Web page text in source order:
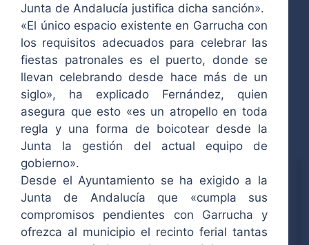
Junta de Andalucía justifica dicha sanción».
«El único espacio existente en Garrucha con
los requisitos adecuados para celebrar las
fiestas patronales es el puerto, donde se
llevan celebrando desde hace más de un
siglo», ha explicado Fernández, quien
asegura que esto «es un atropello en toda
regla y una forma de boicotear desde la
Junta la gestión del actual equipo de
gobierno».
Desde el Ayuntamiento se ha exigido a la
Junta de Andalucía que «cumpla sus
compromisos pendientes con Garrucha y
ofrezca al municipio el recinto ferial tantas